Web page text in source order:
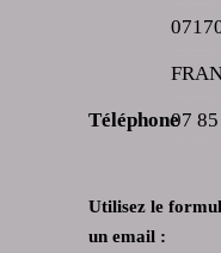
Téléphone07
Utilisez le
un email :